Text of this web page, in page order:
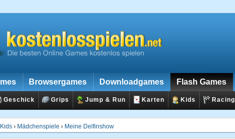
Browsergames Downloadgames Flash Games
Geschick Grips Jump & Run Karten Kids Racing
Kids › Mädchenspiele › Meine Delfinshow